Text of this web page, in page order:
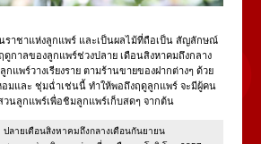
ราชาแห่งลูกแพร์ และเป็นผลไม้ที่ถือเป็น สัญลักษณ์
ดูกาลของลูกแพร์ช่วงปลาย เดือนสิงหาคมถึงกลาง
แพร์วางเรียงราย ตามร้านขายของฝากต่างๆ ด้วย
มและ ชุ่มฉ่ำเช่นนี้ ทำให้พอถึงฤดูลูกแพร์ จะมีผู้คน
วนลูกแพร์เพื่อชิมลูกแพร์เก็บสดๆ จากต้น
ปลายเดือนสิงหาคมถึงกลางเดือนกันยายน